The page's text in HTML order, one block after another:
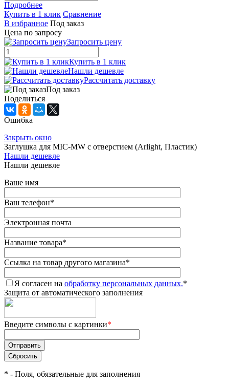
Подробнее
Купить в 1 клик Сравнение
В избранное Под заказ
Цена по запросу
Запросить цену
Купить в 1 клик
Нашли дешевле
Рассчитать доставку
Под заказ
Поделиться
Ошибка
Закрыть окно
Заглушка для MIC-MW с отверстием (Arlight, Пластик)
Нашли дешевле
Нашли дешевле
Ваше имя
Ваш телефон*
Электронная почта
Название товара*
Ссылка на товар другого магазина*
Я согласен на обработку персональных данных.*
Защита от автоматического заполнения
Введите символы с картинки*
* - Поля, обязательные для заполнения